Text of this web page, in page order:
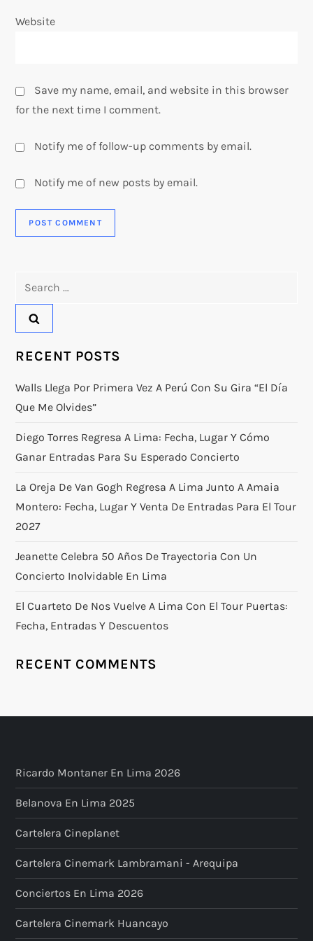
Website
Save my name, email, and website in this browser
for the next time I comment.
Notify me of follow-up comments by email.
Notify me of new posts by email.
RECENT POSTS
Walls Llega Por Primera Vez A Perú Con Su Gira “El Día
Que Me Olvides”
Diego Torres Regresa A Lima: Fecha, Lugar Y Cómo
Ganar Entradas Para Su Esperado Concierto
La Oreja De Van Gogh Regresa A Lima Junto A Amaia
Montero: Fecha, Lugar Y Venta De Entradas Para El Tour
2027
Jeanette Celebra 50 Años De Trayectoria Con Un
Concierto Inolvidable En Lima
El Cuarteto De Nos Vuelve A Lima Con El Tour Puertas:
Fecha, Entradas Y Descuentos
RECENT COMMENTS
Ricardo Montaner En Lima 2026
Belanova En Lima 2025
Cartelera Cineplanet
Cartelera Cinemark Lambramani - Arequipa
Conciertos En Lima 2026
Cartelera Cinemark Huancayo